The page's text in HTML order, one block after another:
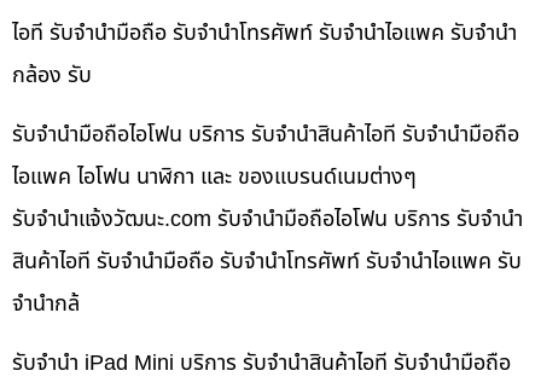
ไอที รับจำนำมือถือ รับจำนำโทรศัพท์ รับจำนำไอแพค รับจำนำ
กล้อง รับ
รับจำนำมือถือไอโฟน บริการ รับจำนำสินค้าไอที รับจำนำมือถือ
ไอแพค ไอโฟน นาฬิกา และ ของแบรนด์เนมต่างๆ
รับจํานําแจ้งวัฒนะ.com รับจำนำมือถือไอโฟน บริการ รับจำนำ
สินค้าไอที รับจำนำมือถือ รับจำนำโทรศัพท์ รับจำนำไอแพค รับ
จำนำกล้
รับจำนำ iPad Mini บริการ รับจำนำสินค้าไอที รับจำนำมือถือ